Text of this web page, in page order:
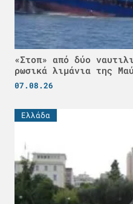
«Στοπ» από δύο
ρωσικά λιμάνια της
07.08.26
Ελλάδα